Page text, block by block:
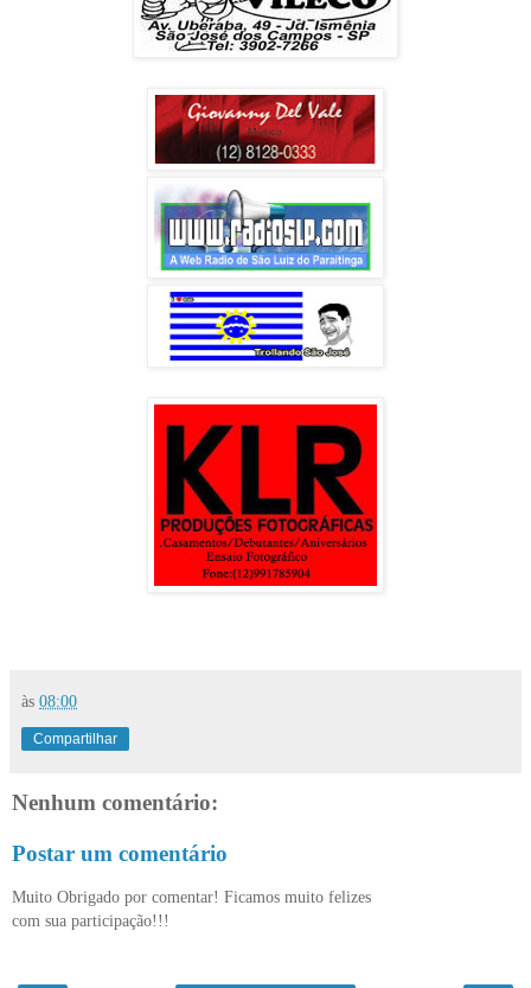
às 08:00
Compartilhar
Nenhum comentário:
Postar um comentário
Muito Obrigado por comentar! Ficamos muito felizes
com sua participação!!!